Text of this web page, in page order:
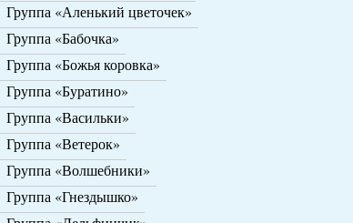
Группа «Аленький цветочек»
Группа «Бабочка»
Группа «Божья коровка»
Группа «Буратино»
Группа «Васильки»
Группа «Ветерок»
Группа «Волшебники»
Группа «Гнездышко»